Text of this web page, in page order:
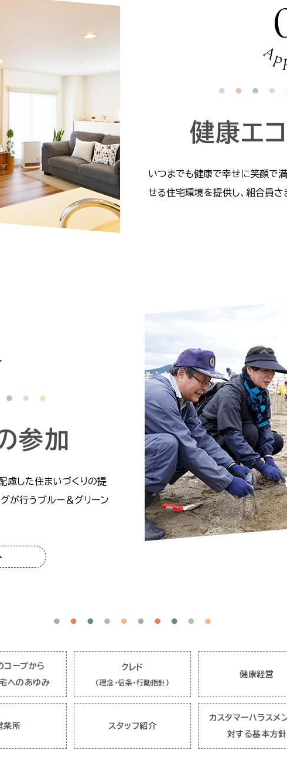
健康エコ
いつまでも健康で幸せに笑顔で
せる住宅環境を提供し、組合員さ
参加
慮した住まいづくりの提
が行うブルー＆グリーン
コープから
へのあゆみ
クレド
(理念・信条・行動指針)
健康経営
業所 スタッフ紹介
カスタマーハラスメ
対する基本方針